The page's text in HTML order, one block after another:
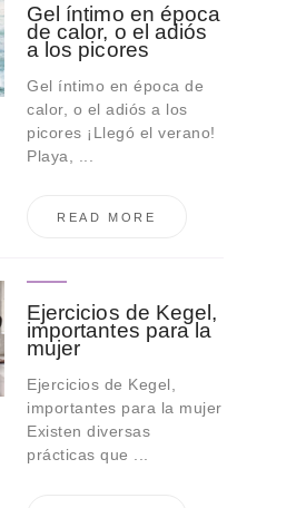
Gel íntimo en época
de calor, o el adiós
a los picores
Gel íntimo en época de
calor, o el adiós a los
picores ¡Llegó el verano!
Playa, ...
READ MORE
Ejercicios de Kegel,
importantes para la
mujer
Ejercicios de Kegel,
importantes para la mujer
Existen diversas
prácticas que ...